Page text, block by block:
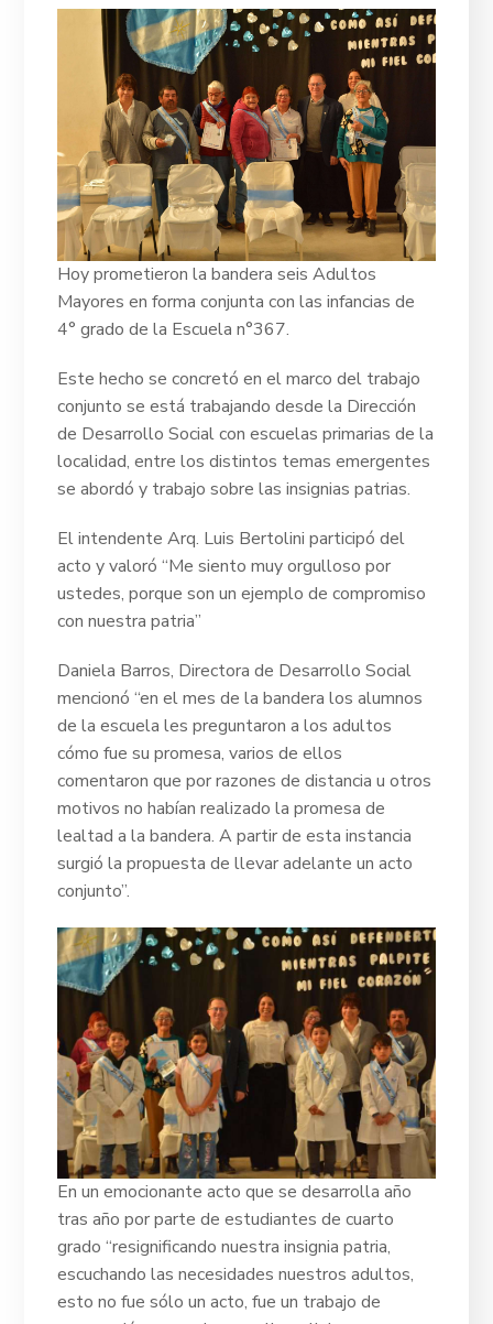
Hoy prometieron la bandera seis Adultos
Mayores en forma conjunta con las infancias de
4° grado de la Escuela n°367.
Este hecho se concretó en el marco del trabajo
conjunto se está trabajando desde la Dirección
de Desarrollo Social con escuelas primarias de la
localidad, entre los distintos temas emergentes
se abordó y trabajo sobre las insignias patrias.
El intendente Arq. Luis Bertolini participó del
acto y valoró“Me siento muy orgulloso por
ustedes, porque son un ejemplo de compromiso
con nuestra patria”
Daniela Barros, Directora de Desarrollo Social
mencionó “en el mes de la bandera los alumnos
de la escuela les preguntaron a los adultos
cómo fue su promesa, varios de ellos
comentaron que por razones de distancia u otros
motivos no habían realizado la promesa de
lealtad a la bandera. A partir de esta instancia
surgió la propuesta de llevar adelante un acto
conjunto”.
En un emocionante acto que se desarrolla año
tras año por parte de estudiantes de cuarto
grado “resignificando nuestra insignia patria,
escuchando las necesidades nuestros adultos,
esto no fue sólo un acto, fue un trabajo de